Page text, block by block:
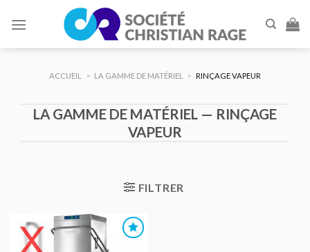
ACCUEIL > LA GAMME DE MATÉRIEL > RINÇAGE VAPEUR
LA GAMME DE MATÉRIEL — RINÇAGE
VAPEUR
FILTRER
AJOUTER